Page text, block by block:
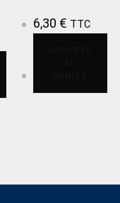
6,30 € TTC